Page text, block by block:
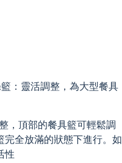
：靈活調整，為大型餐具
，頂部的餐具籃可輕鬆調
全放滿的狀態下進行。如
性